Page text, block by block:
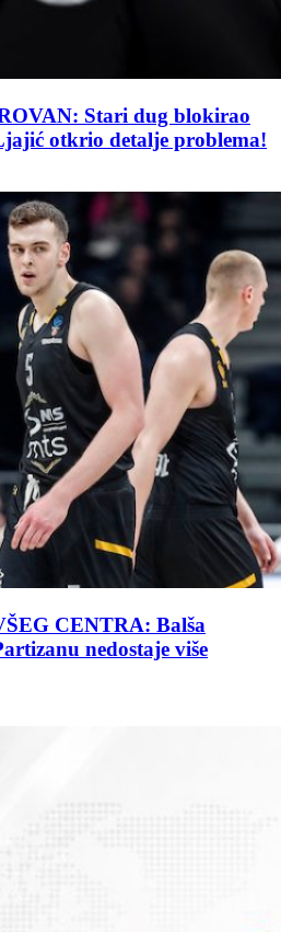
Stari dug blokirao
otkrio detalje problema!
CENTRA: Balša
nedostaje više